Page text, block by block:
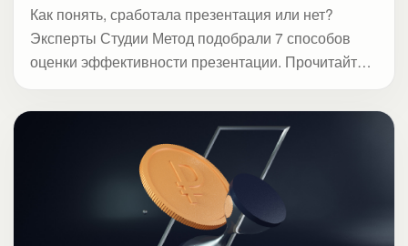
Как понять, сработала презентация или нет?
Эксперты Студии Метод подобрали 7 способов
оценки эффективности презентации. Прочитайте,
инфографику, репетировать, или аудиторию